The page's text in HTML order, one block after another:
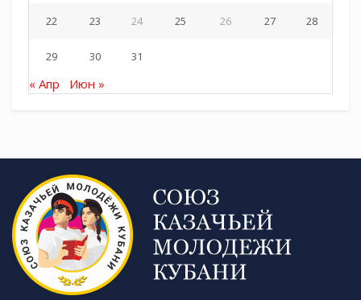
Фото автора
22 23 24 25 26 27 28
29 30 31
« Апр Июн »